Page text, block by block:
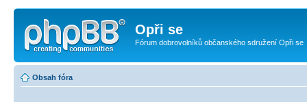
Opři se
Fórum dobrovolníků občanského sdružení Opři se
Obsah fóra